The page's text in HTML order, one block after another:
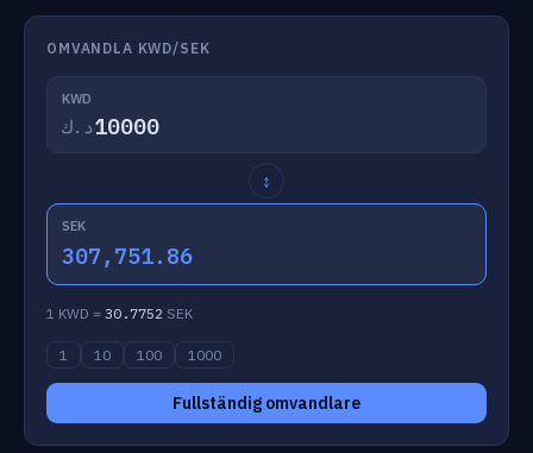
OMVANDLA KWD/SEK
KWD
د.ك
↕
SEK
307,751.86
1 KWD = 30.7752 SEK
1 10 100 1000
Fullständig omvandlare